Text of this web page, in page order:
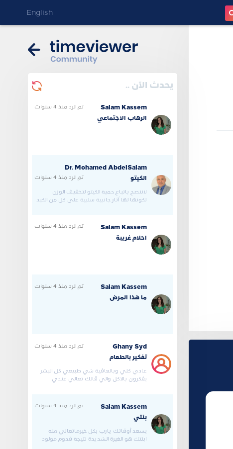
English
يحدث الآن ..
Salam Kassem تم الرد منذ 4 سنوات
الرهاب الاجتماعي
Dr. Mohamed AbdelSalam
تم الرد منذ 4 سنوات الكيتو
لاننصح باتباع حمية الكيتو لتخفيف الوزن
لكونها لها آثار جانبية سلبية علي كل من الكبد
Salam Kassem تم الرد منذ 4 سنوات
احلام غريبة
Salam Kassem تم الرد منذ 4 سنوات
ما هذا المرض
Ghany Syd تم الرد منذ 4 سنوات
تفكير بالطعام
عادي كلي وبالعافية شي طبيعي كل البشر
يفكرون بالاكل والي قالك تعالي عندي
Salam Kassem تم الرد منذ 4 سنوات
بنتي
يسعد أوقاتك يارب بكل خيرماتعاني منه
ابنتك هو الغيرة الشديدة نتيجة قدوم مولود